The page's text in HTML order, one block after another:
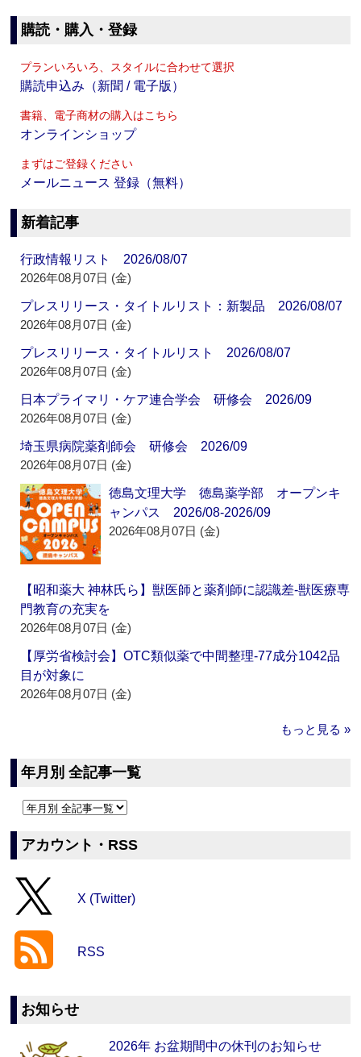
購読・購入・登録
プランいろいろ、スタイルに合わせて選択
購読申込み（新聞 / 電子版）
書籍、電子商材の購入はこちら
オンラインショップ
まずはご登録ください
メールニュース 登録（無料）
新着記事
行政情報リスト 2026/08/07
2026年08月07日 (金)
プレスリリース・タイトルリスト：新製品 2026/08/07
2026年08月07日 (金)
プレスリリース・タイトルリスト 2026/08/07
2026年08月07日 (金)
日本プライマリ・ケア連合学会 研修会 2026/09
2026年08月07日 (金)
埼玉県病院薬剤師会 研修会 2026/09
2026年08月07日 (金)
徳島文理大学 徳島薬学部 オープンキ
ャンパス 2026/08-2026/09
2026年08月07日 (金)
【昭和薬大 神林氏ら】獣医師と薬剤師に認識差‐獣医療専
門教育の充実を
2026年08月07日 (金)
【厚労省検討会】OTC類似薬で中間整理‐77成分1042品
目が対象に
2026年08月07日 (金)
もっと見る »
年月別 全記事一覧
アカウント・RSS
X (Twitter)
RSS
お知らせ
2026年 お盆期間中の休刊のお知らせ